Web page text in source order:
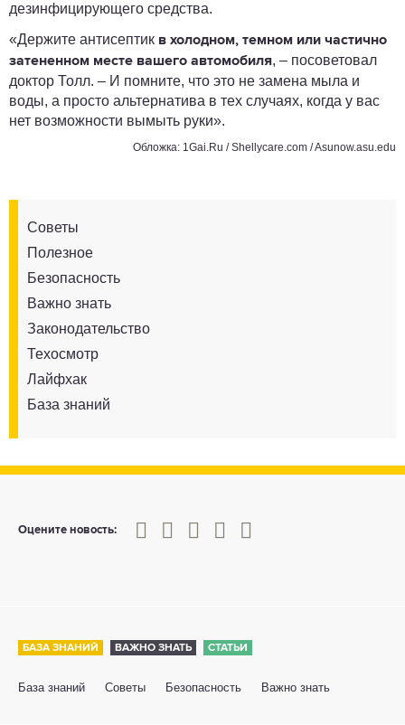
дезинфицирующего средства.
«Держите антисептик в холодном, темном или частично
затененном месте вашего автомобиля, – посоветовал
доктор Толл. – И помните, что это не замена мыла и
воды, а просто альтернатива в тех случаях, когда у вас
нет возможности вымыть руки».
Обложка: 1Gai.Ru / Shellycare.com / Asunow.asu.edu
Советы
Полезное
Безопасность
Важно знать
Законодательство
Техосмотр
Лайфхак
База знаний
Оцените новость:
0
1 2 3 4 5
БАЗА ЗНАНИЙ ВАЖНО ЗНАТЬ СТАТЬИ
База знаний Советы Безопасность Важно знать